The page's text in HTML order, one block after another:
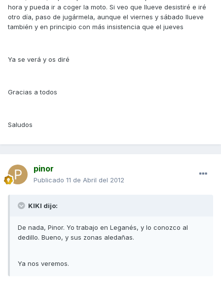
hora y pueda ir a coger la moto. Si veo que llueve desistiré e iré
otro día, paso de jugármela, aunque el viernes y sábado llueve
también y en principio con más insistencia que el jueves
Ya se verá y os diré
Gracias a todos
Saludos
pinor
Publicado 11 de Abril del 2012
KIKI dijo:
De nada, Pinor. Yo trabajo en Leganés, y lo conozco al
dedillo. Bueno, y sus zonas aledañas.
Ya nos veremos.